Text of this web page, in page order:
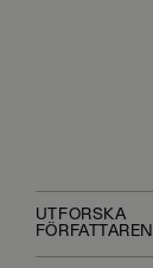
UTFORSKA
FÖRFATTAREN